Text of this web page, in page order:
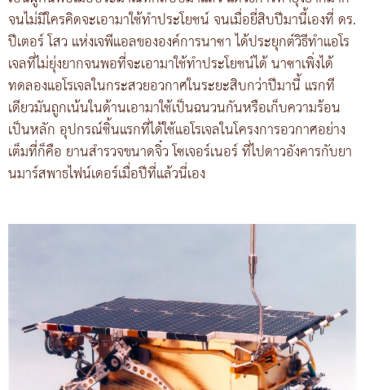
จนไม่มีใครคิดจะเอามาใช้ทำประโยชน์ จนเมื่อยี่สิบปีมานี้เองที่ ดร.
ปีเตอร์ โสว แห่งเจพีแอลขององค์การนาซา ได้ประยุกต์วิธีทำแอโร
เจลที่ไม่ยุ่งยากจนพอที่จะเอามาใช้ทำประโยชน์ได้ นาซาเพิ่งได้
ทดลองแอโรเจลในกระสวยอวกาศในระยะสิบกว่าปีมานี้ แรกที
เดียวมันถูกเน้นในด้านเอามาใช้เป็นฉนวนกันหรือเก็บความร้อน
เป็นหลัก อุปกรณ์ชิ้นแรกที่ได้ใช้แอโรเจลในโครงการอวกาศอย่าง
เต็มที่ก็คือ ยานสำรวจขนาดจิ๋ว โซเจอร์เนอร์ ที่ไปดาวอังคารกับยา
นมาร์สพาธไฟน์เดอร์เมื่อปีที่แล้วนี่เอง